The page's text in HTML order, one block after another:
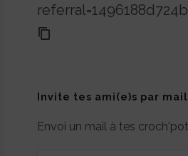
Invite tes ami(e)s par mail
Envoi un mail à tes